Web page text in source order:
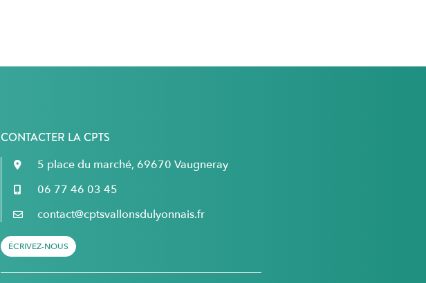
CONTACTER LA CPTS
5 place du marché, 69670 Vaugneray
06 77 46 03 45
contact@cptsvallonsdulyonnais.fr
ÉCRIVEZ-NOUS